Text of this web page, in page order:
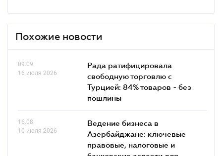
Похожие новости
09.09
16 июля 2026
Рада ратифицировала
свободную торговлю с
Турцией: 84% товаров - без
пошлины
16.08
10 июля 2026
Ведение бизнеса в
Азербайджане: ключевые
правовые, налоговые и